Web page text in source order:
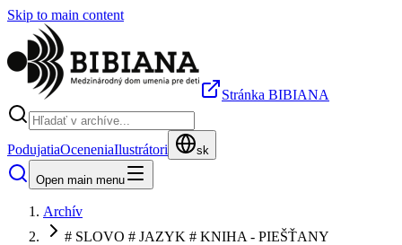
Skip to main content
Stránka BIBIANA
PodujatiaOceneniaIlustrátori sk
Open main menu
Archív
# SLOVO # JAZYK # KNIHA - PIEŠŤANY